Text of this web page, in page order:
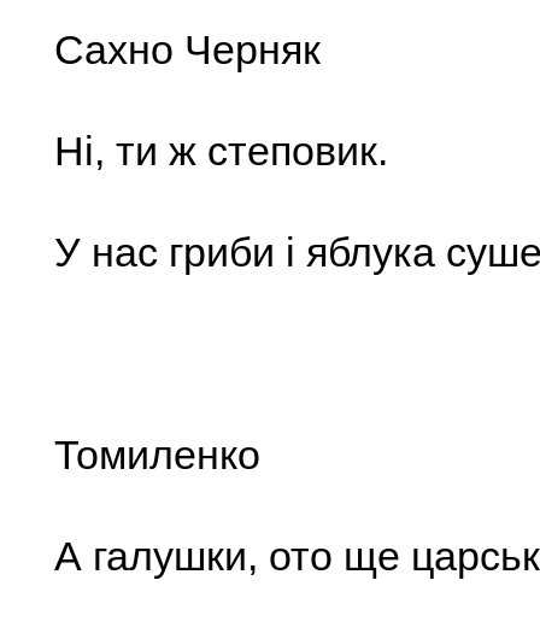
Сахно Черняк
Ні, ти ж степовик.
У нас гриби і яблука
Томиленко
А галушки, ото ще